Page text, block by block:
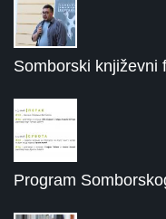
Somborski književni
Program